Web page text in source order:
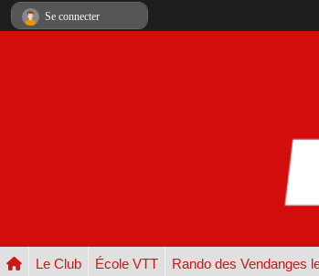
Le Club École VTT Rando des Vendanges
Se connecter
Panneau de gestion des cookies